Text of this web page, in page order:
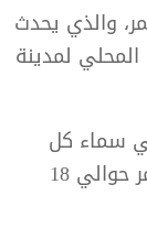
والذي يحدث
لمدينة
بعد غروب شمس يوم الأحد 10 مارس 2024 في سماء كل
الدول العربية والإسلامية على غرار البلاد التونسية حيث يمكث القمر حوالي 18